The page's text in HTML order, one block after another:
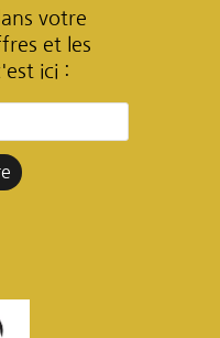
votre
et les
ici :